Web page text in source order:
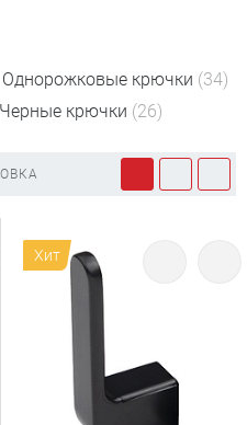
Однорожковые крючки (34)
Черные крючки (26)
Хит